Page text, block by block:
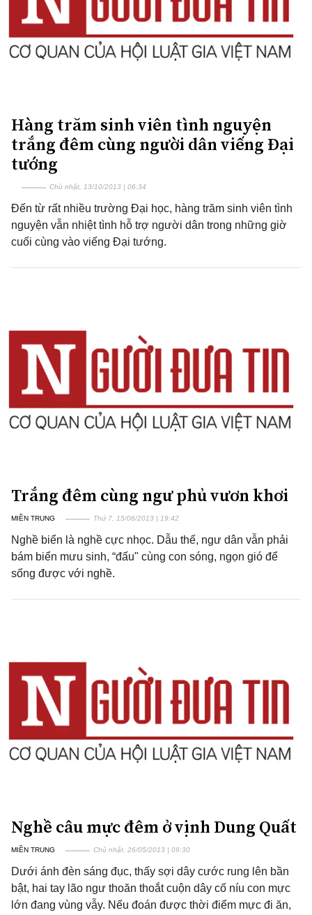
Hàng trăm sinh viên tình nguyện
trắng đêm cùng người dân viếng Đại
tướng
Chủ nhật, 13/10/2013 | 06:34
Đến từ rất nhiều trường Đại học, hàng trăm sinh viên tình
nguyện vẫn nhiệt tình hỗ trợ người dân trong những giờ
cuối cùng vào viếng Đại tướng.
Trắng đêm cùng ngư phủ vươn khơi
MIỀN TRUNG Thứ 7, 15/06/2013 | 19:42
Nghề biển là nghề cực nhọc. Dẫu thế, ngư dân vẫn phải
bám biển mưu sinh, “đấu" cùng con sóng, ngọn gió để
sống được với nghề.
Nghề câu mực đêm ở vịnh Dung Quất
MIỀN TRUNG Chủ nhật, 26/05/2013 | 09:30
Dưới ánh đèn sáng đục, thấy sợi dây cước rung lên bần
bật, hai tay lão ngư thoăn thoắt cuộn dây cố níu con mực
lớn đang vùng vẫy. Nếu đoán được thời điểm mực đi ăn,